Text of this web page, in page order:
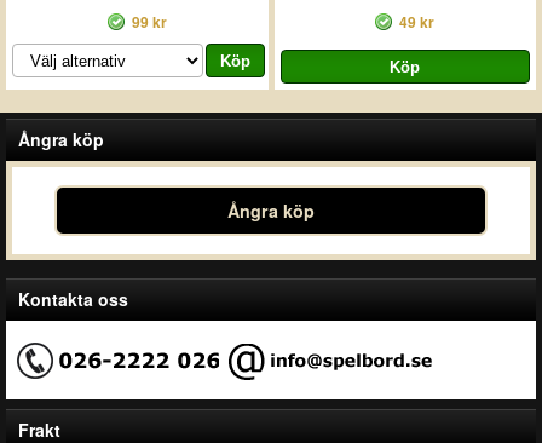
99 kr 49 kr
Ångra köp
Ångra köp
Kontakta oss
Frakt